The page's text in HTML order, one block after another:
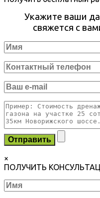
Укажите ваши
свяжется с
×
ПОЛУЧИТЬ